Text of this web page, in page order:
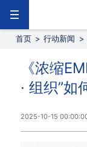
首页 > 行动新闻 >
《浓缩
· 组织”如
2025-10-15